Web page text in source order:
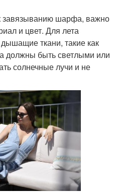
завязыванию шарфа, важно
и цвет. Для лета
ткани, такие как
должны быть светлыми или
солнечные лучи и не